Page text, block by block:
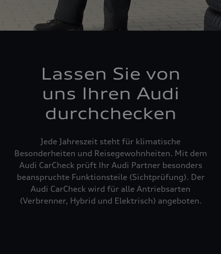
Lassen Sie von
uns Ihren Audi
durchchecken
Jede Jahreszeit steht für klimatische
Besonderheiten und Reisegewohnheiten. Mit dem
Audi CarCheck prüft Ihr Audi Partner besonders
beanspruchte Funktionsteile (Sichtprüfung). Der
Audi CarCheck wird für alle Antriebsarten
(Verbrenner, Hybrid und Elektrisch) angeboten.